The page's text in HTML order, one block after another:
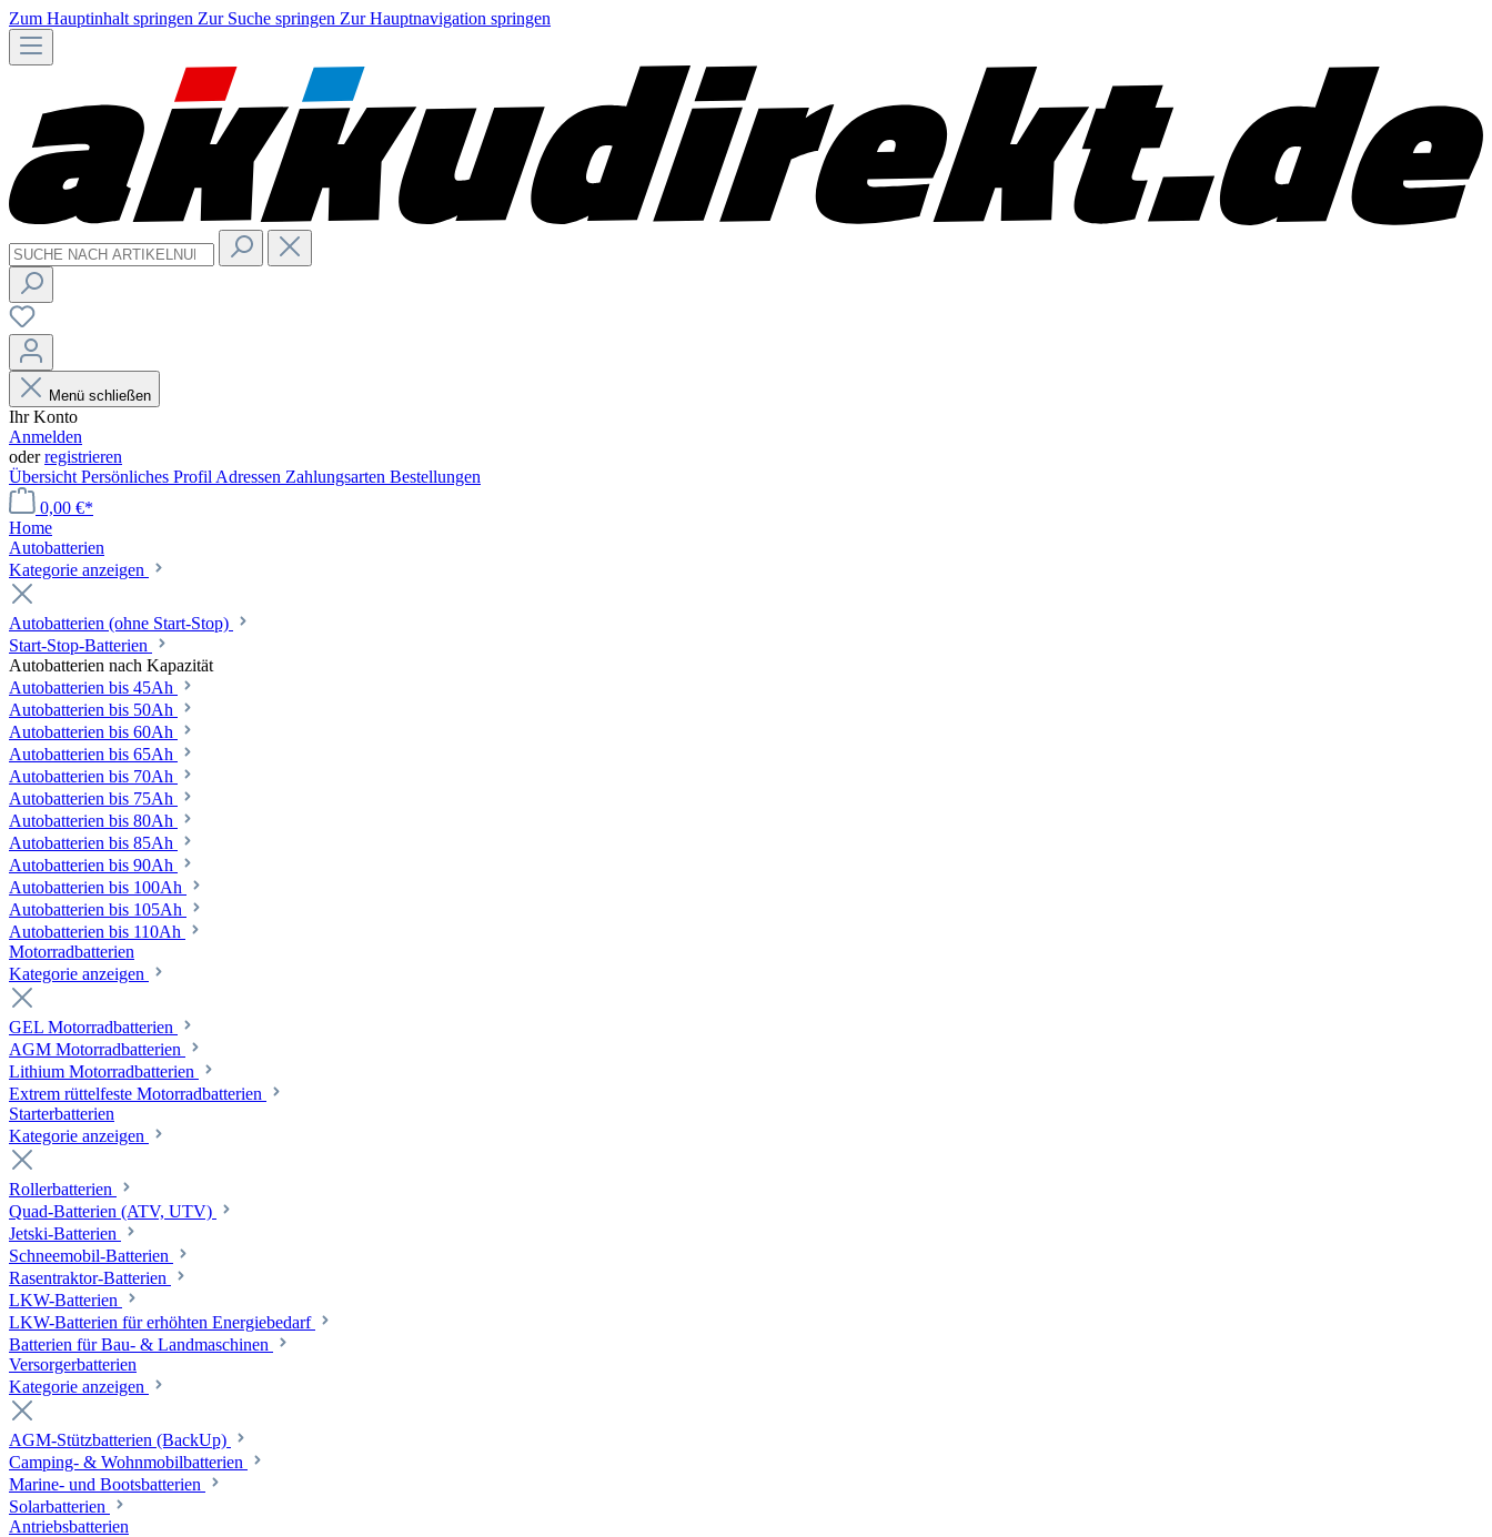
Zum Hauptinhalt springen Zur Suche springen Zur Hauptnavigation springen
Menü schließen
Ihr Konto
Anmelden
oderregistrieren
Übersicht Persönliches Profil Adressen Zahlungsarten Bestellungen
0,00 €*
Home
Autobatterien
Kategorie anzeigen
Autobatterien (ohne Start-Stop)
Start-Stop-Batterien
Autobatterien nach Kapazität
Autobatterien bis 45Ah
Autobatterien bis 50Ah
Autobatterien bis 60Ah
Autobatterien bis 65Ah
Autobatterien bis 70Ah
Autobatterien bis 75Ah
Autobatterien bis 80Ah
Autobatterien bis 85Ah
Autobatterien bis 90Ah
Autobatterien bis 100Ah
Autobatterien bis 105Ah
Autobatterien bis 110Ah
Motorradbatterien
Kategorie anzeigen
GEL Motorradbatterien
AGM Motorradbatterien
Lithium Motorradbatterien
Extrem rüttelfeste Motorradbatterien
Starterbatterien
Kategorie anzeigen
Rollerbatterien
Quad-Batterien (ATV, UTV)
Jetski-Batterien
Schneemobil-Batterien
Rasentraktor-Batterien
LKW-Batterien
LKW-Batterien für erhöhten Energiebedarf
Batterien für Bau- & Landmaschinen
Versorgerbatterien
Kategorie anzeigen
AGM-Stützbatterien (BackUp)
Camping- & Wohnmobilbatterien
Marine- und Bootsbatterien
Solarbatterien
Antriebsbatterien